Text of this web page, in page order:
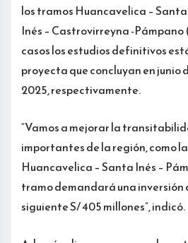
los tramos Huancavelica –
Inés – Castrovirreyna -Pámpano
casos los estudios definitivos
proyecta que concluyan en junio
2025, respectivamente.
“Vamos a mejorar la
importantes de la región, como
Huancavelica – Santa Inés –
tramo demandará una inversión
siguiente S/ 405 millones”, indicó.